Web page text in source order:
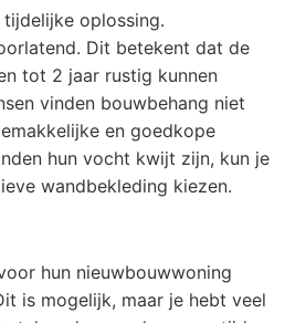
oplossing.
Dit betekent dat de
tot 2 jaar rustig kunnen
vinden bouwbehang niet
en goedkope
hun vocht kwijt zijn, kun je
wandbekleding kiezen.
hun nieuwbouwwoning
is mogelijk, maar je hebt veel